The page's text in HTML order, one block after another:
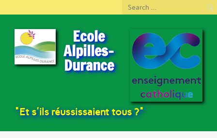
Ecole
Alpilles-
Durance
"Et s'ils réussissaient tous ?"